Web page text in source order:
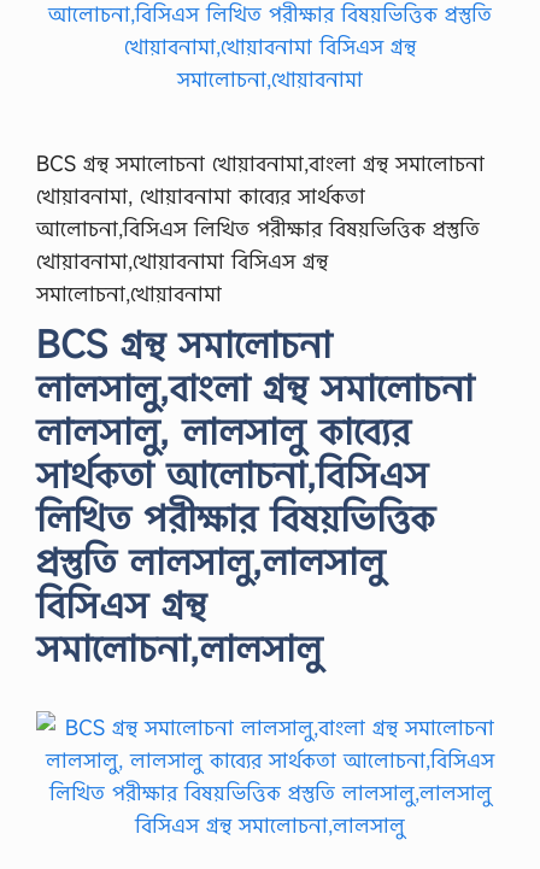
BCS গ্রন্থ সমালোচনা খোয়াবনামা,বাংলা গ্রন্থ সমালোচনা
খোয়াবনামা, খোয়াবনামা কাব্যের সার্থকতা
আলোচনা,বিসিএস লিখিত পরীক্ষার বিষয়ভিত্তিক প্রস্তুতি
খোয়াবনামা,খোয়াবনামা বিসিএস গ্রন্থ
সমালোচনা,খোয়াবনামা
BCS গ্রন্থ সমালোচনা
লালসালু,বাংলা গ্রন্থ সমালোচনা
লালসালু, লালসালু কাব্যের
সার্থকতা আলোচনা,বিসিএস
লিখিত পরীক্ষার বিষয়ভিত্তিক
প্রস্তুতি লালসালু,লালসালু
বিসিএস গ্রন্থ
সমালোচনা,লালসালু